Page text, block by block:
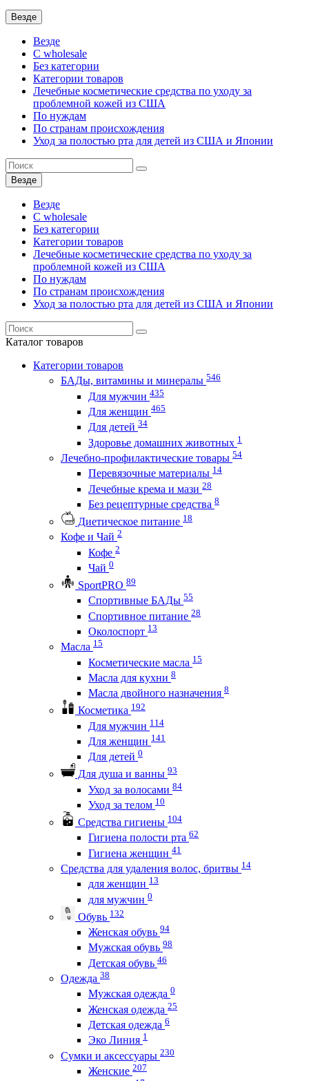
Везде
Везде
C wholesale
Без категории
Категории товаров
Лечебные косметические средства по уходу за
проблемной кожей из США
По нуждам
По странам происхождения
Уход за полостью рта для детей из США и Японии
Везде
Везде
C wholesale
Без категории
Категории товаров
Лечебные косметические средства по уходу за
проблемной кожей из США
По нуждам
По странам происхождения
Уход за полостью рта для детей из США и Японии
Каталог товаров
Категории товаров
БАДы, витамины и минералы 546
Для мужчин 435
Для женщин 465
Для детей 34
Здоровье домашних животных 1
Лечебно-профилактические товары 54
Перевязочные материалы 14
Лечебные крема и мази 28
Без рецептурные средства 8
Диетическое питание 18
Кофе и Чай 2
Кофе 2
Чай 0
SportPRO 89
Спортивные БАДы 55
Спортивное питание 28
Околоспорт 13
Масла 15
Косметические масла 15
Масла для кухни 8
Масла двойного назначения 8
Косметика 192
Для мужчин 114
Для женщин 141
Для детей 0
Для душа и ванны 93
Уход за волосами 84
Уход за телом 10
Средства гигиены 104
Гигиена полости рта 62
Гигиена женщин 41
Средства для удаления волос, бритвы 14
для женщин 13
для мужчин 0
Обувь 132
Женская обувь 94
Мужская обувь 98
Детская обувь 46
Одежда 38
Мужская одежда 0
Женская одежда 25
Детская одежда 6
Эко Линия 1
Сумки и аксессуары 230
Женские 207